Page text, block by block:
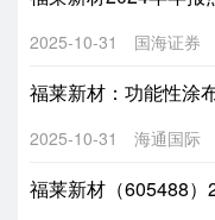
2025-10-31 国海证券
2025-10-31 海通国际